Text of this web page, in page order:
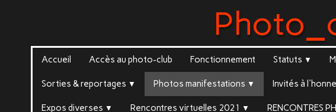
Accueil Accès au photo-club Fonctionnement Statuts ▼
Sorties & reportages ▼ Photos manifestations ▼ Invités à
Expos diverses ▼ Rencontres virtuelles 2021 ▼ RENCONTRES